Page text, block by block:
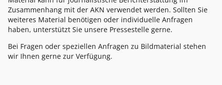
Zusammenhang mit der AKN verwendet werden. Sollten Sie
weiteres Material benötigen oder individuelle Anfragen
haben, unterstützt Sie unsere Pressestelle gerne.
Bei Fragen oder speziellen Anfragen zu Bildmaterial stehen
wir Ihnen gerne zur Verfügung.